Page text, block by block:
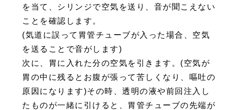
を当て、シリンジで空気を送り、音が聞こえない
ことを確認します。
(気道に誤って胃管チューブが入った場合、空気
を送ることで音がします)
次に、胃に入れた分の空気を引きます。(空気が
胃の中に残るとお腹が張って苦しくなり、嘔吐の
原因になります)その時、透明の液や前回注入し
たものが一緒に引けると、胃管チューブの先端が